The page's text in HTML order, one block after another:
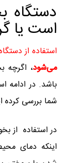
دستگاه
است یا
استفاده از
می‌شود، اگرچه
باشد. در ادامه
شما بررسی کرده
در استفاده از
اینکه دمای